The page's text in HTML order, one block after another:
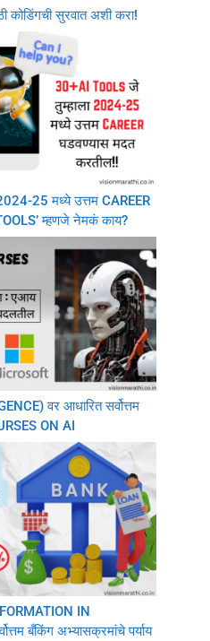
कोडिंगची सुरवात अशी करा!
25 मध्ये उत्तम CAREER
म्हणजे नेमकं काय?
वर आधारित सर्वोत्तम
ON AI
IN
बँकिंग अभ्यासक्रमांचे पर्याय